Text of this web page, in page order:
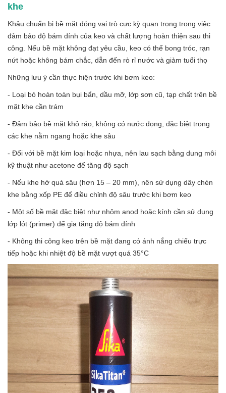
khe
Khâu chuẩn bị bề mặt đóng vai trò cực kỳ quan trọng trong việc
đảm bảo độ bám dính của keo và chất lượng hoàn thiện sau thi
công. Nếu bề mặt không đạt yêu cầu, keo có thể bong tróc, rạn
nứt hoặc không bám chắc, dẫn đến rò rỉ nước và giảm tuổi thọ
Những lưu ý cần thực hiện trước khi bơm keo:
- Loại bỏ hoàn toàn bụi bẩn, dầu mỡ, lớp sơn cũ, tạp chất trên bề
mặt khe cần trám
- Đảm bảo bề mặt khô ráo, không có nước đọng, đặc biệt trong
các khe nằm ngang hoặc khe sâu
- Đối với bề mặt kim loại hoặc nhựa, nên lau sạch bằng dung môi
kỹ thuật như acetone để tăng độ sạch
- Nếu khe hở quá sâu (hơn 15 – 20 mm), nên sử dụng dây chèn
khe bằng xốp PE để điều chỉnh độ sâu trước khi bơm keo
- Một số bề mặt đặc biệt như nhôm anod hoặc kính cần sử dụng
lớp lót (primer) để gia tăng độ bám dính
- Không thi công keo trên bề mặt đang có ánh nắng chiếu trực
tiếp hoặc khi nhiệt độ bề mặt vượt quá 35°C